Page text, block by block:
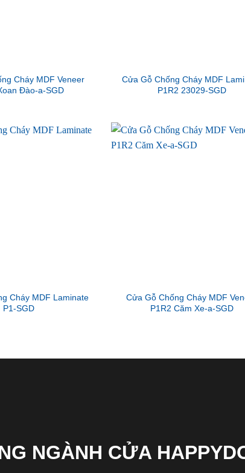
Cháy MDF Veneer
Đào-a-SGD
Cửa Gỗ Chống Cháy MDF
P1R2 23029-SGD
Cháy MDF Laminate
P1-SGD
Cửa Gỗ Chống Cháy MDF
P1R2 Căm Xe-a-SGD
NGÀNH CỬA